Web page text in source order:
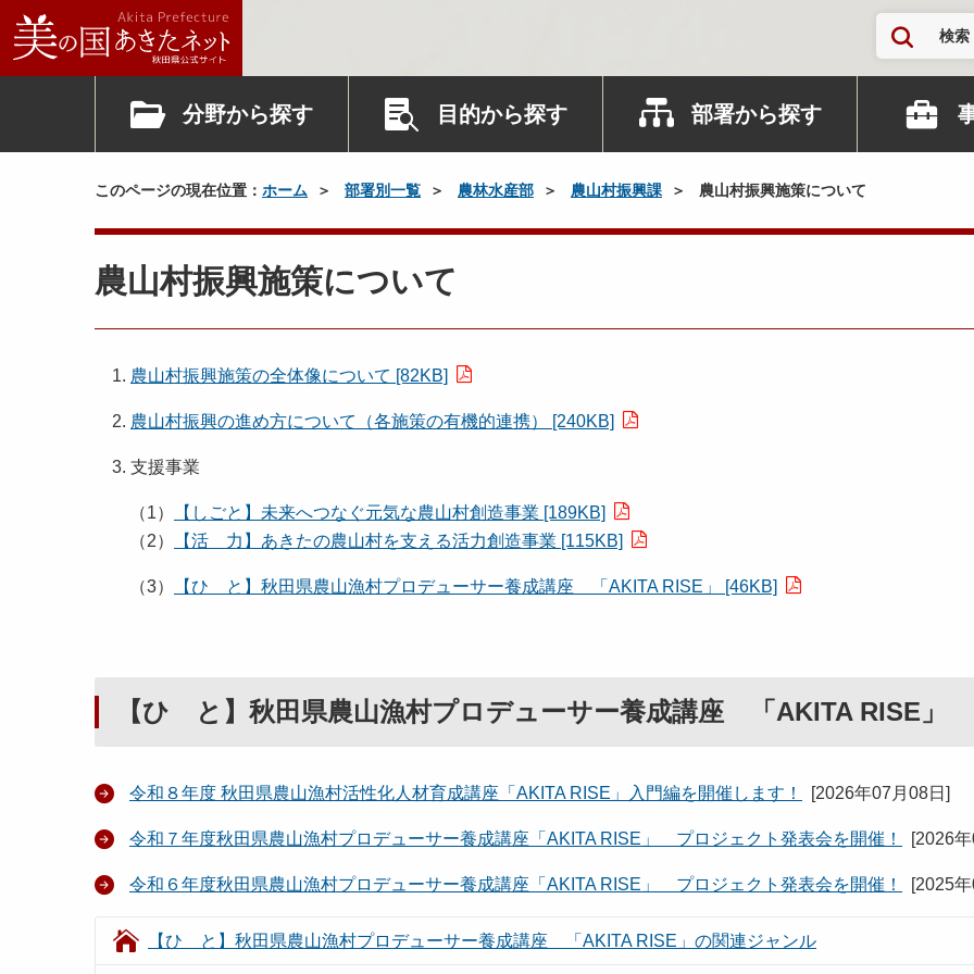
検索
分野から探す 目的から探す 部署から探す
このページの現在位置： ホーム 部署別一覧 農林水産部 農山村振興課 農山村振興施策について
農山村振興施策について
1. 農山村振興施策の全体像について [82KB]
2. 農山村振興の進め方について（各施策の有機的連携） [240KB]
3. 支援事業
（1）
【しごと】未来へつなぐ元気な農山村創造事業 [189KB]
（2）
【活 力】あきたの農山村を支える活力創造事業 [115KB]
（3） 【ひ と】秋田県農山漁村プロデューサー養成講座 「AKITA RISE」 [46KB]
【ひ と】秋田県農山漁村プロデューサー養成講座 「AKITA RISE」
令和８年度 秋田県農山漁村活性化人材育成講座「AKITA RISE」入門編を開催します！ [2026年07月08日 ]
令和７年度秋田県農山漁村プロデューサー養成講座「AKITA RISE」 プロジェクト発表会を開催！ [2026年
令和６年度秋田県農山漁村プロデューサー養成講座「AKITA RISE」 プロジェクト発表会を開催！ [2025年
【ひ と】秋田県農山漁村プロデューサー養成講座 「AKITA RISE」の関連ジャンル